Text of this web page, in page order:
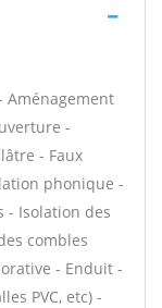
Aménagement
-
- Faux
phonique -
- Isolation des
combles
- Enduit -
PVC, etc) -